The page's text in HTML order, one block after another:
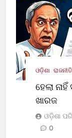
ଓଡ଼ିଶା ରାଜନୀତି
ହେଲା
ଖାରଜ
ଓଡ଼ିଶା
0